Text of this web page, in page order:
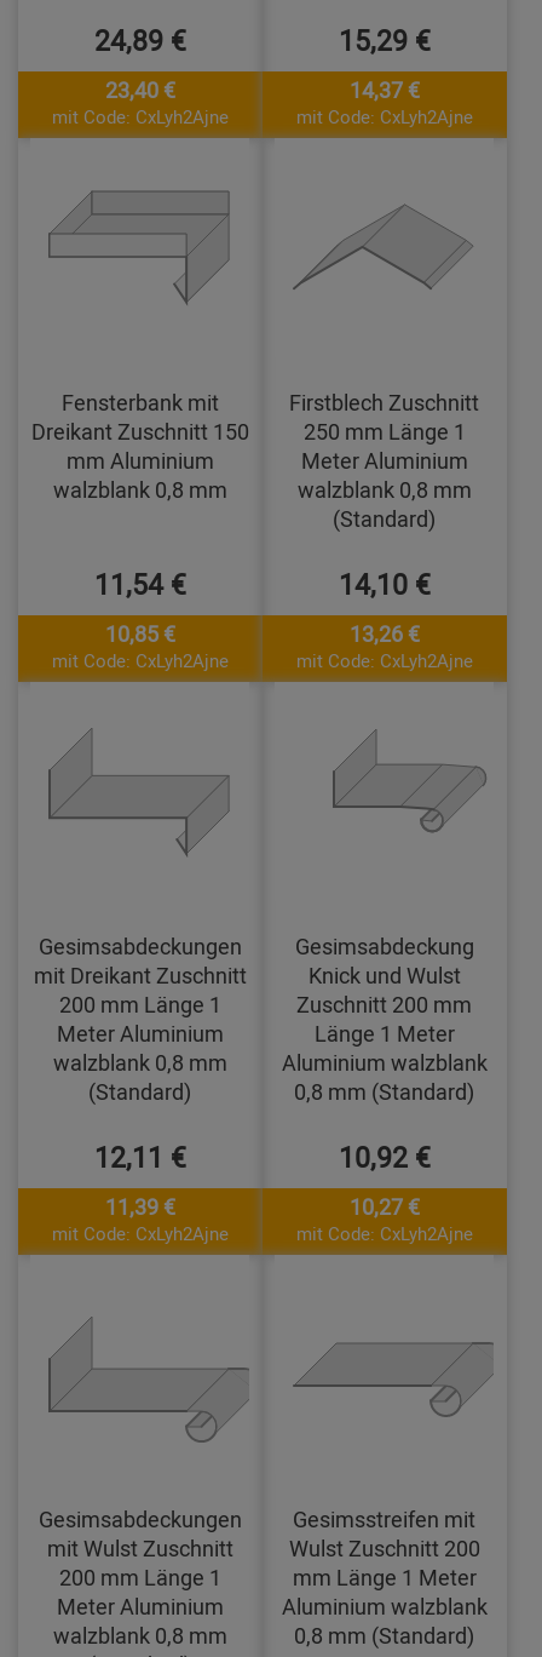
24,89 €
23,40 €
mit Code: CxLyh2Ajne
15,29 €
14,37 €
mit Code: CxLyh2Ajne
Fensterbank mit
Dreikant Zuschnitt 150
mm Aluminium
walzblank 0,8 mm
11,54 €
10,85 €
mit Code: CxLyh2Ajne
Firstblech Zuschnitt
250 mm Länge 1
Meter Aluminium
walzblank 0,8 mm
(Standard)
14,10 €
13,26 €
mit Code: CxLyh2Ajne
Gesimsabdeckungen
mit Dreikant Zuschnitt
200 mm Länge 1
Meter Aluminium
walzblank 0,8 mm
(Standard)
12,11 €
11,39 €
mit Code: CxLyh2Ajne
Gesimsabdeckung
Knick und Wulst
Zuschnitt 200 mm
Länge 1 Meter
Aluminium walzblank
0,8 mm (Standard)
10,92 €
10,27 €
mit Code: CxLyh2Ajne
Gesimsabdeckungen
mit Wulst Zuschnitt
200 mm Länge 1
Meter Aluminium
walzblank 0,8 mm
Gesimsstreifen mit
Wulst Zuschnitt 200
mm Länge 1 Meter
Aluminium walzblank
0,8 mm (Standard)